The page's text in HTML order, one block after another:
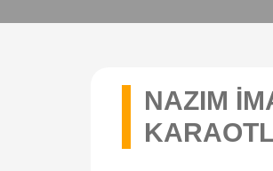
NAZIM